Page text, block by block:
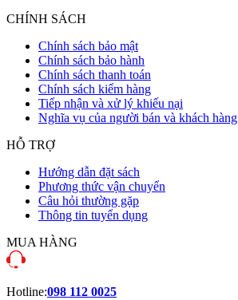
CHÍNH SÁCH
Chính sách bảo mật
Chính sách bảo hành
Chính sách thanh toán
Chính sách kiểm hàng
Tiếp nhận và xử lý khiếu nại
Nghĩa vụ của người bán và khách hàng
HỖ TRỢ
Hướng dẫn đặt sách
Phương thức vận chuyển
Câu hỏi thường gặp
Thông tin tuyển dụng
MUA HÀNG
Hotline:098 112 0025